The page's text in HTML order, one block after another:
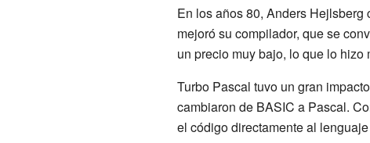
En los años 80, Anders
mejoró su compilador, que se
un precio muy bajo, lo que lo hizo
Turbo Pascal tuvo un gran
cambiaron de BASIC a Pascal.
el código directamente al